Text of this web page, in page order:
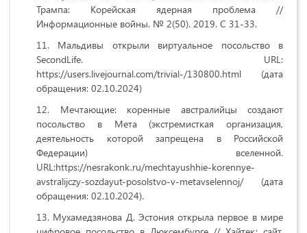
Трампа: Корейская ядерная проблема //
Информационные войны. № 2(50). 2019. С 31-33.
Мальдивы открыли виртуальное посольство в
SecondLife. URL:
https://users.livejournal.com/trivial-/130800.html (дата
обращения: 02.10.2024)
Мечтающие: коренные австралийцы создают
посольство в Мета (экстремисткая организация,
деятельность которой запрещена в Российской
Федерации) вселенной.
URL:https://nesrakonk.ru/mechtayushhie-korennye-
avstralijczy-sozdayut-posolstvo-v-metavselennoj/ (дата
обращения: 02.10.2024).
Мухамедзянова Д. Эстония открыла первое в мире